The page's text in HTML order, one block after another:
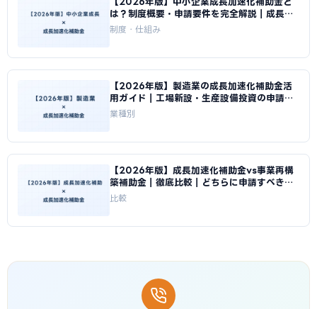
は？制度概要・申請要件を完全解説｜成長加
速化補助金ナビ
制度・仕組み
【2026年版】製造業の成長加速化補助金活
用ガイド｜工場新設・生産設備投資の申請戦
略｜成長加速化補助金ナビ
業種別
【2026年版】成長加速化補助金vs事業再構
築補助金｜徹底比較｜どちらに申請すべきか
｜成長加速化補助金ナビ
比較